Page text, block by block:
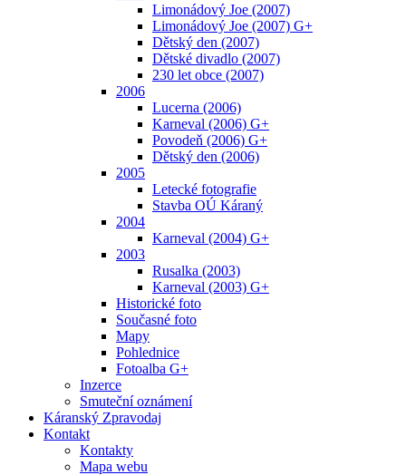
Limonádový Joe (2007)
Limonádový Joe (2007) G+
Dětský den (2007)
Dětské divadlo (2007)
230 let obce (2007)
2006
Lucerna (2006)
Karneval (2006) G+
Povodeň (2006) G+
Dětský den (2006)
2005
Letecké fotografie
Stavba OÚ Káraný
2004
Karneval (2004) G+
2003
Rusalka (2003)
Karneval (2003) G+
Historické foto
Současné foto
Mapy
Pohlednice
Fotoalba G+
Inzerce
Smuteční oznámení
Káranský Zpravodaj
Kontakt
Kontakty
Mapa webu